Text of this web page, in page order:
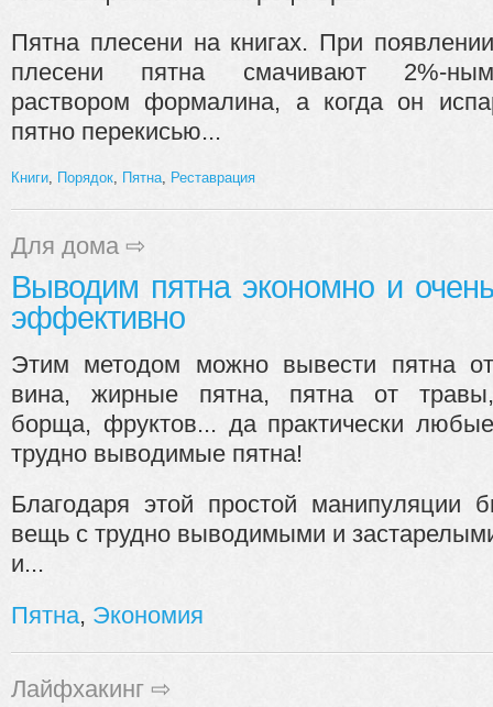
Пятна плесени на книгах. При появлении
плесени пятна смачивают 2%-ным
раствором формалина, а когда он
пятно перекисью...
Книги Порядок Пятна Реставрация
Для дома ⇨
Выводим пятна экономно и очень
эффективно
Этим методом можно вывести пятна от
вина, жирные пятна, пятна от травы,
борща, фруктов... да практически любые
трудно выводимые пятна!
Благодаря этой простой манипуляции
вещь с трудно выводимыми и
и...
Пятна, Экономия
Лайфхакинг ⇨